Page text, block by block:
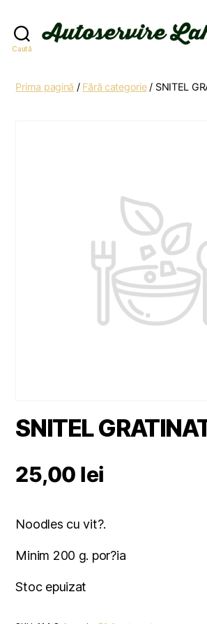
Caută
Prima pagină / Fără categorie/ SNITEL
SNITEL
25,00 lei
Noodles cu vit?.
Minim 200 g. por?ia
Stoc epuizat